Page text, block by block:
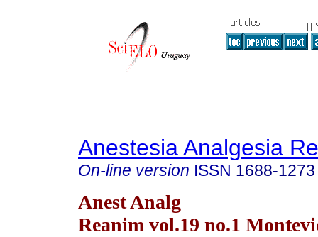
Anestesia Analgesia
On-line version ISSN 1688-1273
Anest Analg
Reanim vol.19 no.1